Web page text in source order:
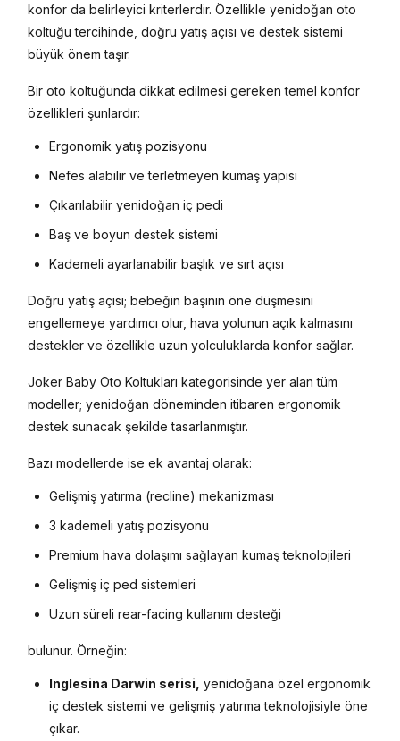
konfor da belirleyici kriterlerdir. Özellikle yenidoğan oto
koltuğu tercihinde, doğru yatış açısı ve destek sistemi
büyük önem taşır.
Bir oto koltuğunda dikkat edilmesi gereken temel konfor
özellikleri şunlardır:
Ergonomik yatış pozisyonu
Nefes alabilir ve terletmeyen kumaş yapısı
Çıkarılabilir yenidoğan iç pedi
Baş ve boyun destek sistemi
Kademeli ayarlanabilir başlık ve sırt açısı
Doğru yatış açısı; bebeğin başının öne düşmesini
engellemeye yardımcı olur, hava yolunun açık kalmasını
destekler ve özellikle uzun yolculuklarda konfor sağlar.
Joker Baby Oto Koltukları kategorisinde yer alan tüm
modeller; yenidoğan döneminden itibaren ergonomik
destek sunacak şekilde tasarlanmıştır.
Bazı modellerde ise ek avantaj olarak:
Gelişmiş yatırma (recline) mekanizması
3 kademeli yatış pozisyonu
Premium hava dolaşımı sağlayan kumaş teknolojileri
Gelişmiş iç ped sistemleri
Uzun süreli rear-facing kullanım desteği
bulunur. Örneğin:
Inglesina Darwin serisi, yenidoğana özel ergonomik
iç destek sistemi ve gelişmiş yatırma teknolojisiyle öne
çıkar.